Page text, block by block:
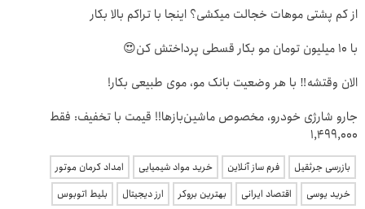
از کم پشتی موهات خجالت میکشی؟ اینجا با تراکم بالا بکار
با 10 میلیون تومان مو بکار قسطی پرداختش کن😍
الان وقتشه‼️ با هر وضعیت بانک مو، موی طبیعی بکار!
جارو شارژی خودرو، مخصوص ماشین‌باز‌ها!! قیمت با تخفیف: فقط
1,499,000
بازرسی جرثقیل فرم ساز آنلاین خرید مواد شیمیایی
امداد کرمان موتور
خرید یوسی
اقتصاد ایرانی بهترین بروکر ارز دیجیتال بلیط اتوبوس